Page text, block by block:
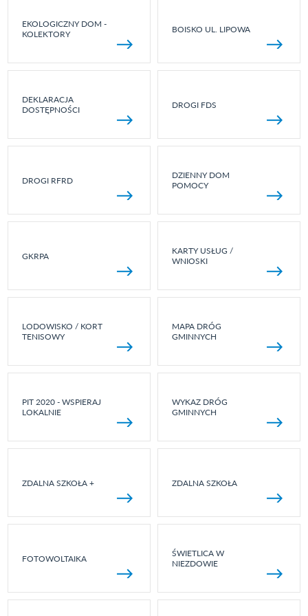
EKOLOGICZNY DOM -
KOLEKTORY
BOISKO UL. LIPOWA
DEKLARACJA
DOSTĘPNOŚCI
DROGI FDS
DROGI RFRD
DZIENNY DOM
POMOCY
GKRPA
KARTY USŁUG /
WNIOSKI
LODOWISKO / KORT
TENISOWY
MAPA DRÓG
GMINNYCH
PIT 2020 - WSPIERAJ
LOKALNIE
WYKAZ DRÓG
GMINNYCH
ZDALNA SZKOŁA + ZDALNA SZKOŁA
FOTOWOLTAIKA
ŚWIETLICA W
NIEZDOWIE